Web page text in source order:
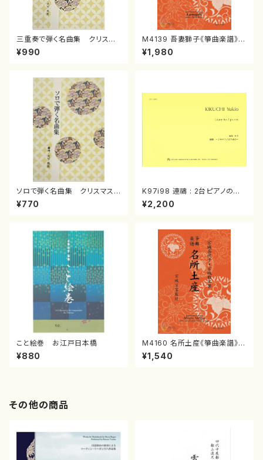
三重奏で弾く名曲集 クリスマ
スメドレー( 箏2/大平光美 編
曲/楽譜）
¥990
M4139 吾妻獅子《箏曲楽譜》
（箏/宮城道雄著・宮城宗家監修/
箏曲古典楽譜）
¥1,980
ソロで弾く名曲集 クリスマス・
イブ／恋人がサンタクロース(
箏独奏 /大平光美 編曲/楽
¥770
K97i98 連禱 : 2台ピアノのた
めの（2 Pianos / 菊池 幸夫 /
楽譜）
¥2,200
こと絵巻 お江戸日本橋
¥880
M4160 名所土産《箏曲楽譜》
（箏/宮城喜代子・宮城数江著・
宮城宗家監修/箏曲古典楽譜）
¥1,540
その他の商品